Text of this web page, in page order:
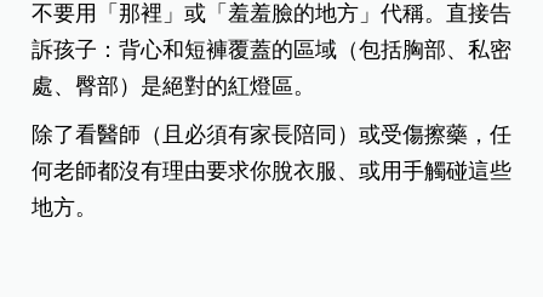
不要用「那裡」或「羞羞臉的地方」代稱。直接告
訴孩子：背心和短褲覆蓋的區域（包括胸部、私密
處、臀部）是絕對的紅燈區。
除了看醫師（且必須有家長陪同）或受傷擦藥，任
何老師都沒有理由要求你脫衣服、或用手觸碰這些
地方。